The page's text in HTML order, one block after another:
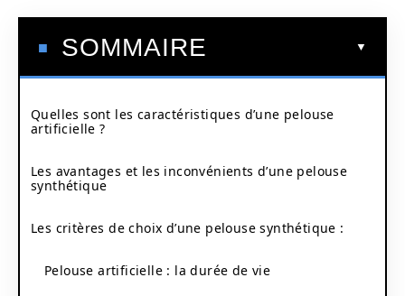
SOMMAIRE
Quelles sont les caractéristiques d’une pelouse
artificielle ?
Les avantages et les inconvénients d’une pelouse
synthétique
Les critères de choix d’une pelouse synthétique :
Pelouse artificielle : la durée de vie